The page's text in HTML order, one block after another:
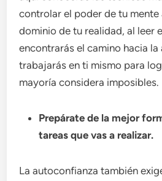
controlar el poder de tu mente
dominio de tu realidad, al leer
encontrarás el camino hacia
trabajarás en ti mismo para
mayoría considera imposibles.
Prepárate de la mejor
tareas que vas a realizar.
La autoconfianza también